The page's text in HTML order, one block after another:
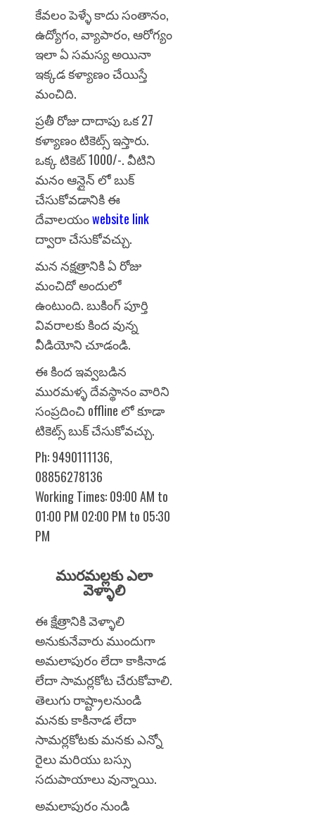
కేవలం పెళ్ళే కాదు సంతానం,
ఉద్యోగం, వ్యాపారం, ఆరోగ్యం
ఇలా ఏ సమస్య అయినా
ఇక్కడ కళ్యాణం చేయిస్తే
మంచిది.
ప్రతీ రోజు దాదాపు ఒక 27
కళ్యాణం టికెట్స్ ఇస్తారు.
ఒక్క టికెట్ 1000/-. వీటిని
మనం ఆన్లైన్ లో బుక్
చేసుకోవడానికి ఈ
దేవాలయంwebsite link
ద్వారా చేసుకోవచ్చు.
మన నక్షత్రానికి ఏ రోజు
మంచిదో అందులో
ఉంటుంది. బుకింగ్ పూర్తి
వివరాలకు కింద వున్న
వీడియోని చూడండి.
ఈ కింద ఇవ్వబడిన
మురమళ్ళ దేవస్థానం వారిని
సంప్రదించి offline లో కూడా
టికెట్స్ బుక్ చేసుకోవచ్చు.
Ph: 9490111136,
08856278136
Working Times: 09:00 AM to
01:00 PM 02:00 PM to 05:30
PM
మురమల్లకు ఎలా
వెళ్ళాలి
ఈ క్షేత్రానికి వెళ్ళాలి
అనుకునేవారు ముందుగా
అమలాపురం లేదా కాకినాడ
లేదా సామర్లకోట చేరుకోవాలి.
తెలుగు రాష్ట్రాలనుండి
మనకు కాకినాడ లేదా
సామర్లకోటకు మనకు ఎన్నో
రైలు మరియు బస్సు
సదుపాయాలు వున్నాయి.
అమలాపురం నుండి